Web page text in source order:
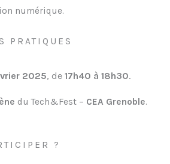
numérique.
PRATIQUES
2025, de 17h40 à 18h30.
du Tech&Fest – CEA Grenoble.
?